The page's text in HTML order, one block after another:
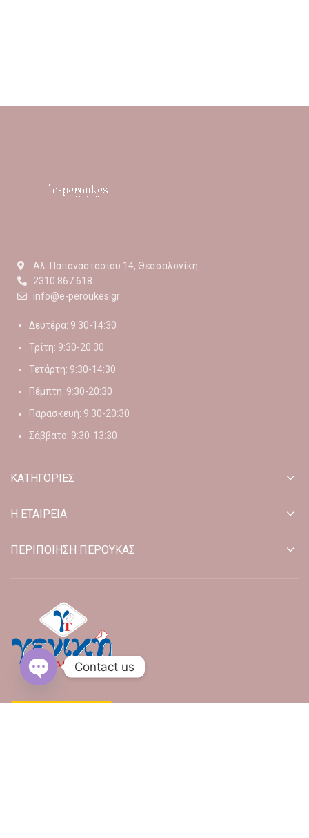
Αλ. Παπαναστασίου 14, Θεσσαλονίκη
2310 867 618
info@e-peroukes.gr
Δευτέρα: 9:30-14:30
Τρίτη: 9:30-20:30
Τετάρτη: 9:30-14:30
Πέμπτη: 9:30-20:30
Παρασκευή: 9:30-20:30
Σάββατο: 9:30-13:30
ΚΑΤΗΓΟΡΙΕΣ
Η ΕΤΑΙΡΕΙΑ
ΠΕΡΙΠΟΙΗΣΗ ΠΕΡΟΥΚΑΣ
Contact us